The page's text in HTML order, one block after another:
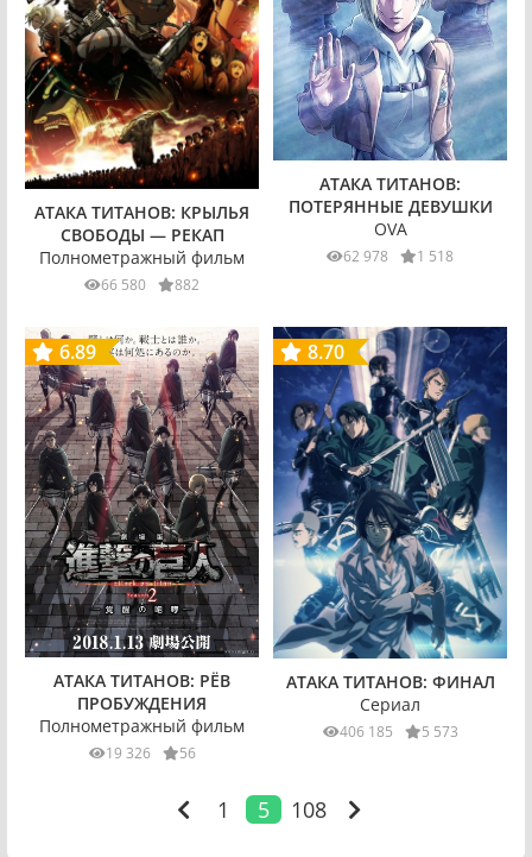
АТАКА ТИТАНОВ: КРЫЛЬЯ
СВОБОДЫ — РЕКАП
Полнометражный фильм
66 580 882
АТАКА ТИТАНОВ:
ПОТЕРЯННЫЕ ДЕВУШКИ
OVA
62 978 1 518
6.89
АТАКА ТИТАНОВ: РЁВ
ПРОБУЖДЕНИЯ
Полнометражный фильм
19 326 56
8.70
АТАКА ТИТАНОВ: ФИНАЛ
Сериал
406 185 5 573
1 5 108